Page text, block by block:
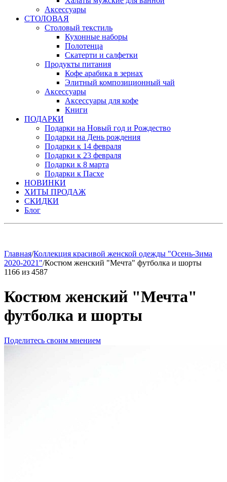
Аксессуары
СТОЛОВАЯ
Столовый текстиль
Кухонные наборы
Полотенца
Скатерти и салфетки
Продукты питания
Кофе арабика в зернах
Элитный композиционный чай
Аксессуары
Аксессуары для кофе
Книги
ПОДАРКИ
Подарки на Новый год и Рождество
Подарки на День рождения
Подарки к 14 февраля
Подарки к 23 февраля
Подарки к 8 марта
Подарки к Пасхе
НОВИНКИ
ХИТЫ ПРОДАЖ
СКИДКИ
Блог
Главная/Коллекция красивой женской одежды "Осень-Зима
2020-2021"/Костюм женский "Мечта" футболка и шорты
1166 из 4587
Костюм женский "Мечта"
футболка и шорты
Поделитесь своим мнением